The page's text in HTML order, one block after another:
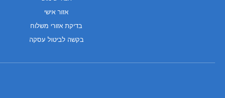
אזור אישי
בדיקת אזורי משלוח
בקשה לביטול עסקה